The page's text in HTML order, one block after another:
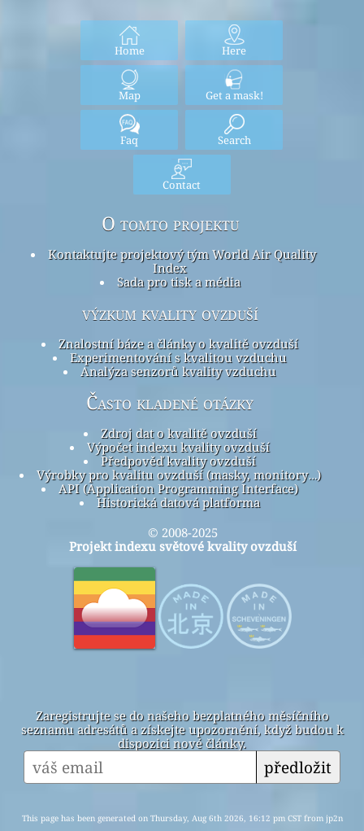
Home Here
Map Get a mask!
Faq Search
Contact
O tomto projektu
Kontaktujte projektový tým World Air Quality
Index
Sada pro tisk a média
výzkum kvality ovzduší
Znalostní báze a články o kvalitě ovzduší
Experimentování s kvalitou vzduchu
Analýza senzorů kvality vzduchu
Často kladené otázky
Zdroj dat o kvalitě ovzduší
Výpočet indexu kvality ovzduší
Předpověď kvality ovzduší
Výrobky pro kvalitu ovzduší (masky, monitory…)
API (Application Programming Interface)
Historická datová platforma
© 2008-2025
Projekt indexu světové kvality ovzduší
Zaregistrujte se do našeho bezplatného měsíčního
seznamu adresátů a získejte upozornění, když budou k
dispozici nové články.
předložit
This page has been generated on Thursday, Aug 6th 2026, 16:12 pm CST from jp2n